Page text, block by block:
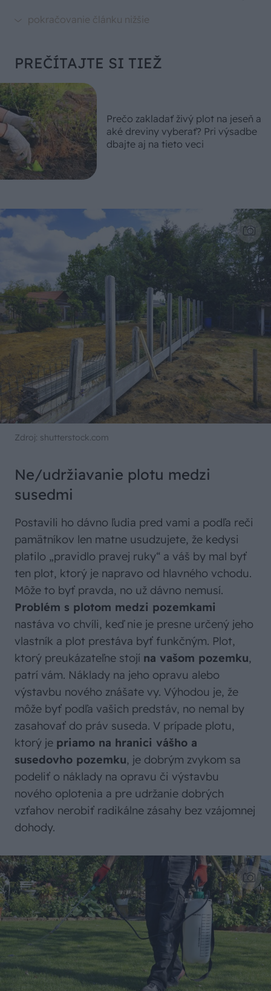
PREČÍTAJTE SI TIEŽ
Prečo zakladať živý plot na jeseň a
aké dreviny vyberať? Pri výsadbe
dbajte aj na tieto veci
Zdroj: shutterstock.com
Ne/udržiavanie plotu medzi
susedmi
Postavili ho dávno ľudia pred vami a podľa reči
pamätníkov len matne usudzujete, že kedysi
platilo „pravidlo pravej ruky“ a váš by mal byť
ten plot, ktorý je napravo od hlavného vchodu.
Môže to byť pravda, no už dávno nemusí.
Problém s plotom medzi pozemkami
nastáva vo chvíli, keď nie je presne určený jeho
vlastník a plot prestáva byť funkčným. Plot,
ktorý preukázateľne stojí na vašom pozemku,
patrí vám. Náklady na jeho opravu alebo
výstavbu nového znášate vy. Výhodou je, že
môže byť podľa vašich predstáv, no nemal by
zasahovať do práv suseda. V prípade plotu,
ktorý je priamo na hranici vášho a
susedovho pozemku, je dobrým zvykom sa
podeliť o náklady na opravu či výstavbu
nového oplotenia a pre udržanie dobrých
vzťahov nerobiť radikálne zásahy bez vzájomnej
dohody.